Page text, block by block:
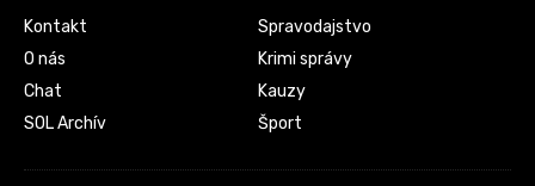
Kontakt
O nás
Chat
SOL Archív
Spravodajstvo
Krimi správy
Kauzy
Šport